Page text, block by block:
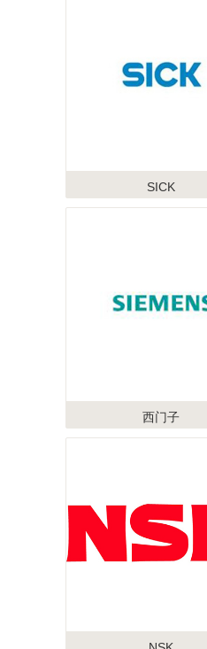
SICK
西门子